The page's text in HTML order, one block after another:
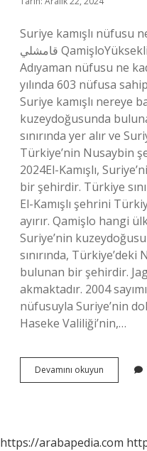
Suriye kamışlı nüfusu
قامشلي QamişloYükseklik455 mNüfus• Toplam184.
Adıyaman nüfusu ne
yılında 603 nüfusa
Suriye kamışlı nereye
kuzeydoğusunda
sınırında yer alır ve
Türkiye’nin Nusaybin
2024El-Kamışlı,
bir şehirdir. Türkiye
El-Kamışlı şehrini
ayırır. Qamişlo hangi
Suriye’nin
sınırında,
bulunan bir şehirdir.
akmaktadır. 2004
nüfusuyla Suriye’nin
Haseke Valiliği’nin,…
Devamını okuyun Kamışlının
Nüfusu
https://arabapedia.com